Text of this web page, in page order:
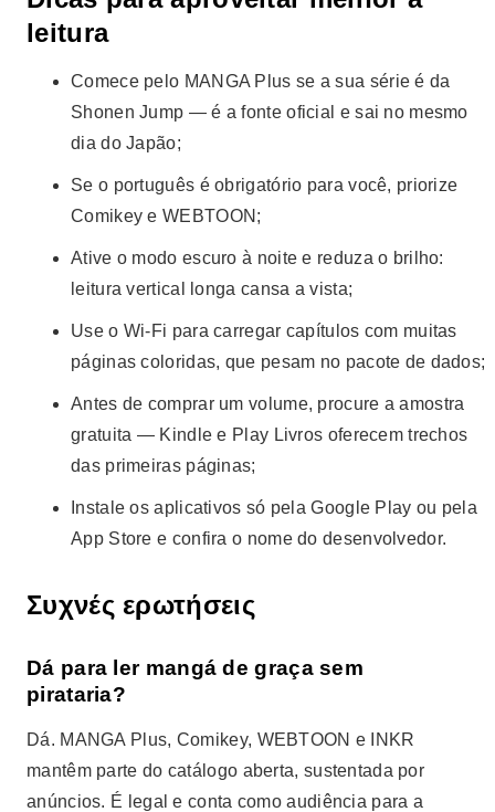
leitura
Comece pelo MANGA Plus se a sua série é da
Shonen Jump — é a fonte oficial e sai no mesmo
dia do Japão;
Se o português é obrigatório para você, priorize
Comikey e WEBTOON;
Ative o modo escuro à noite e reduza o brilho:
leitura vertical longa cansa a vista;
Use o Wi-Fi para carregar capítulos com muitas
páginas coloridas, que pesam no pacote de dados;
Antes de comprar um volume, procure a amostra
gratuita — Kindle e Play Livros oferecem trechos
das primeiras páginas;
Instale os aplicativos só pela Google Play ou pela
App Store e confira o nome do desenvolvedor.
Συχνές ερωτήσεις
Dá para ler mangá de graça sem
pirataria?
Dá. MANGA Plus, Comikey, WEBTOON e INKR
mantêm parte do catálogo aberta, sustentada por
anúncios. É legal e conta como audiência para a